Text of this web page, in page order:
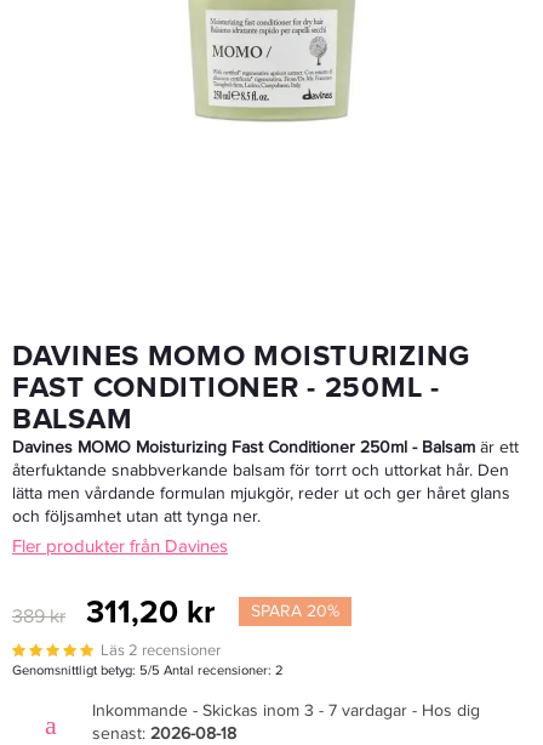
Redken All Soft Moisture Restore Leave-In Treatment 150ml
DAVINES MOMO MOISTURIZING
FAST CONDITIONER - 250ML -
BALSAM
Davines MOMO Moisturizing Fast Conditioner 250ml - Balsam är ett
återfuktande snabbverkande balsam för torrt och uttorkat hår. Den
lätta men vårdande formulan mjukgör, reder ut och ger håret glans
och följsamhet utan att tynga ner.
Fler produkter från Davines
389 kr 311,20 kr SPARA 20%
Läs 2 recensioner
Genomsnittligt betyg: 5/5 Antal recensioner: 2
Inkommande - Skickas inom 3 - 7 vardagar - Hos dig
senast: 2026-08-18